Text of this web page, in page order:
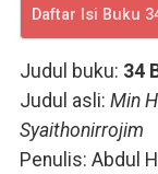
Daftar Isi Buku
Judul buku: 34
Judul asli: Min
Syaithonirrojim
Penulis: Abdul